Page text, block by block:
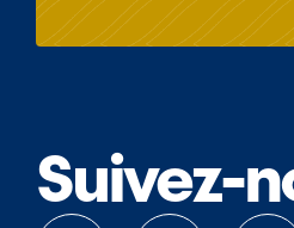
Suivez-